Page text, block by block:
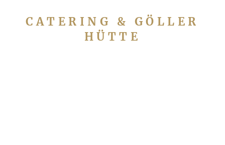
CATERING & GÖLLER
HÜTTE